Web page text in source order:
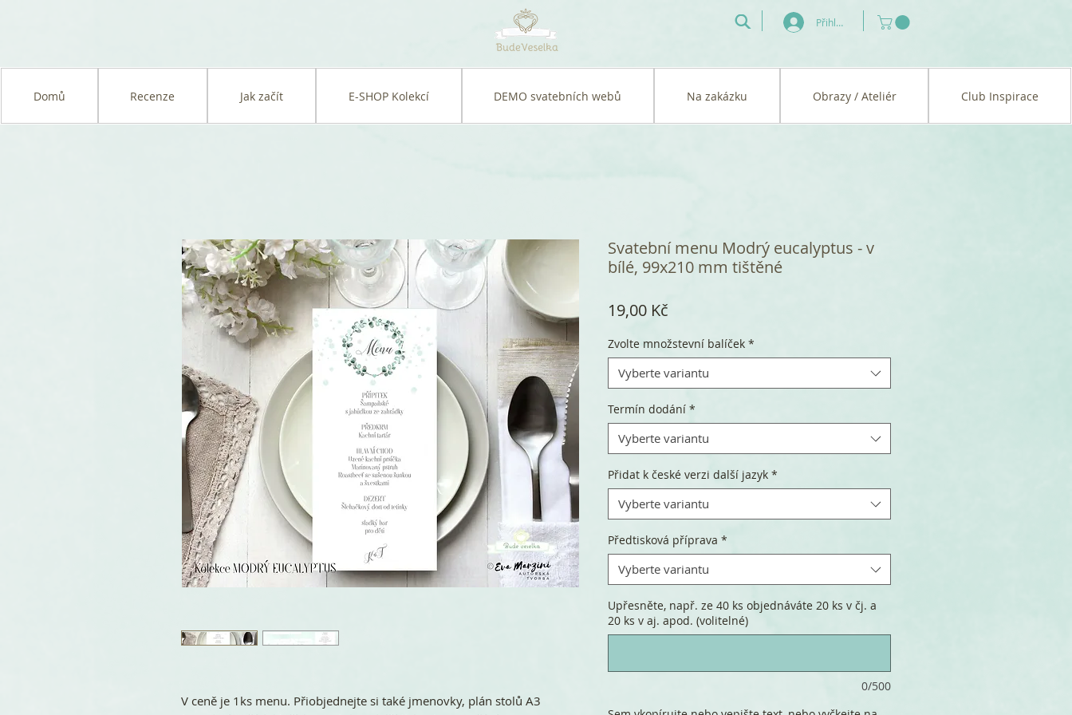
Přihlásit se
Domů Recenze Jak začít E-SHOP Kolekcí DEMO svatebních webů Na zakázku Obrazy / Ateliér Club Inspirace
V ceně je 1ks menu. Přiobjednejte si také jmenovky, plán stolů A3
Svatební menu Modrý eucalyptus - v
bílé, 99x210 mm tištěné
19,00 Kč
Zvolte množstevní balíček *
Vyberte variantu
Termín dodání *
Vyberte variantu
Přidat k české verzi další jazyk *
Vyberte variantu
Předtisková příprava *
Vyberte variantu
Upřesněte, např. ze 40 ks objednáváte 20 ks v čj. a
20 ks v aj. apod. (volitelné)
0/500